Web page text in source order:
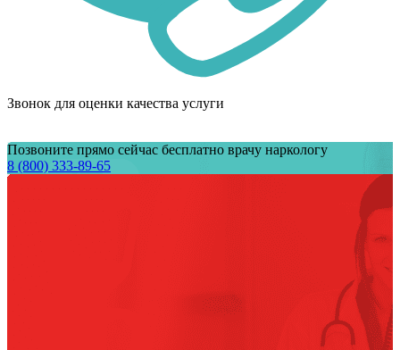
Звонок для оценки качества услуги
Позвоните прямо сейчас бесплатно врачу наркологу
8 (800) 333-89-65